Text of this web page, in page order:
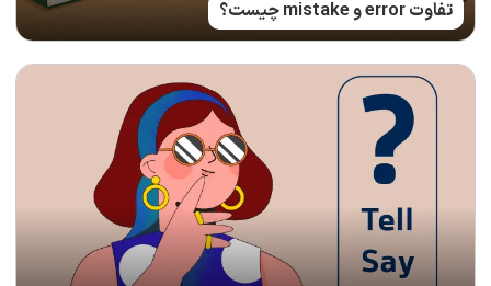
تفاوت error و mistake چیست؟